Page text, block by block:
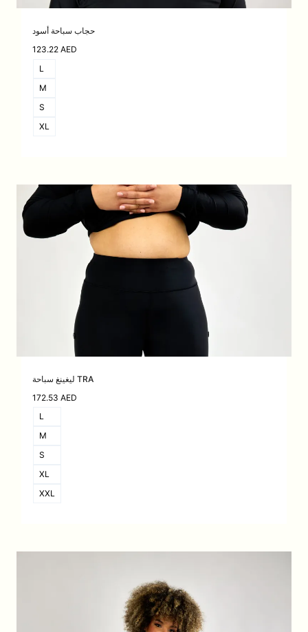
حجاب سباحة أسود
123.22 AED
L
M
S
XL
ليغينغ سباحة TRA
172.53 AED
L
M
S
XL
XXL